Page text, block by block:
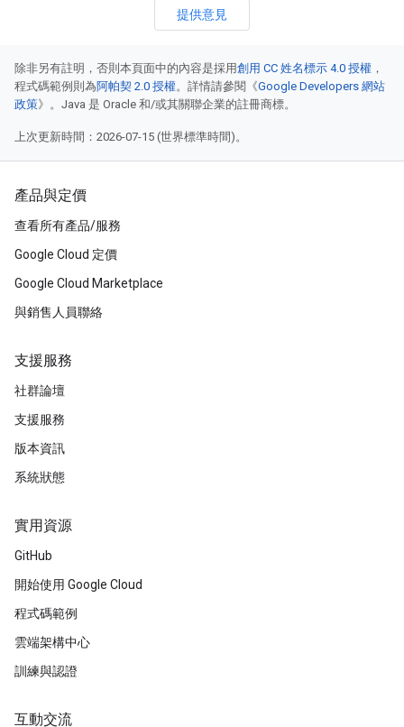
提供意見
除非另有註明，否則本頁面中的內容是採用創用 CC 姓名標示 4.0 授權 ，
程式碼範例則為阿帕契 2.0 授權。詳情請參閱《Google Developers 網站
政策》。Java 是 Oracle 和/或其關聯企業的註冊商標。
上次更新時間：2026-07-15 (世界標準時間)。
產品與定價
查看所有產品/服務
Google Cloud 定價
Google Cloud Marketplace
與銷售人員聯絡
支援服務
社群論壇
支援服務
版本資訊
系統狀態
實用資源
GitHub
開始使用 Google Cloud
程式碼範例
雲端架構中心
訓練與認證
互動交流